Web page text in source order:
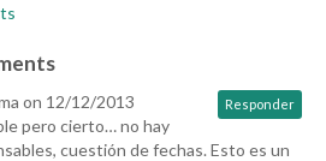
on 12/12/2013 Responder
pero cierto… no hay
cuestión de fechas. Esto es un